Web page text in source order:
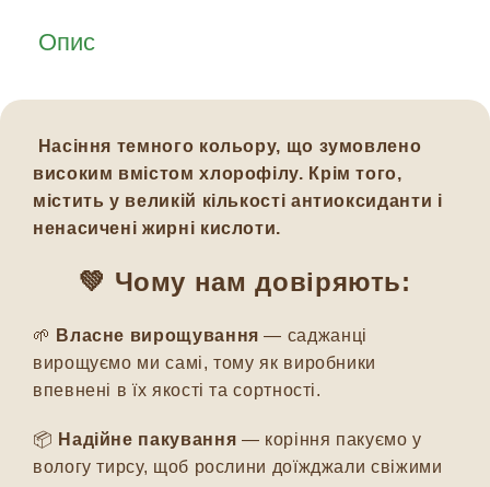
Опис
Насіння темного кольору, що зумовлено
високим вмістом хлорофілу. Крім того,
містить у великій кількості антиоксиданти і
ненасичені жирні кислоти.
💚 Чому нам довіряють:
🌱 Власне вирощування — саджанці
вирощуємо ми самі, тому як виробники
впевнені в їх якості та сортності.
📦 Надійне пакування — коріння пакуємо у
вологу тирсу, щоб рослини доїжджали свіжими